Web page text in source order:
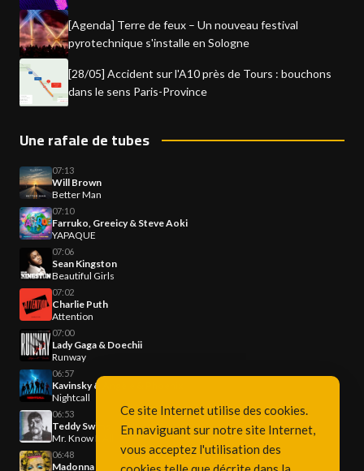
[Agenda] Terre de feux – Un nouveau festival
pyrotechnique s'installe en Sologne
[28/05] Accident sur l'A10 près de Tours : bouchons
dans le sens Paris-Province
Une rafale de tubes
07:13
Will Brown
Better Man
07:10
Farruko, Greeicy & Steve Aoki
YAPAQUE
07:06
Sean Kingston
Beautiful Girls
07:02
Charlie Puth
Attention
07:00
Lady Gaga & Doechii
Runway
06:57
Kavinsky & Angèle & Phoenix
Nightcall
06:53
Teddy Swims
Mr. Know It All
06:48
Madonna
Ce site Internet utilise des cookies.
En naviguant sur notre site Internet,
vous acceptez l'utilisation des